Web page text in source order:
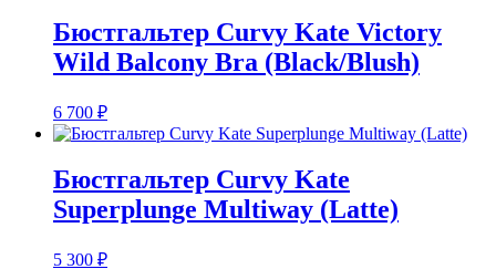
Бюстгальтер Curvy Kate Victory
Wild Balcony Bra (Black/Blush)
6 700 ₽
Бюстгальтер Curvy Kate
Superplunge Multiway (Latte)
5 300 ₽